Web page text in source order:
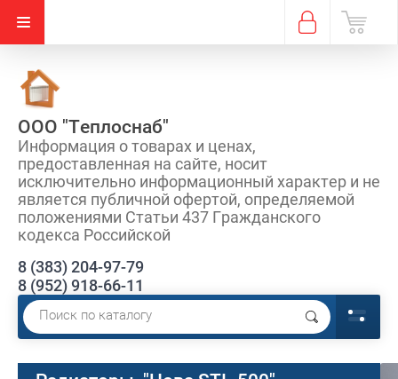
ООО "Теплоснаб"
Информация о товарах и ценах,
предоставленная на сайте, носит
исключительно информационный характер и не
является публичной офертой, определяемой
положениями Статьи 437 Гражданского
кодекса Российской
8 (383) 204-97-79
8 (952) 918-66-11